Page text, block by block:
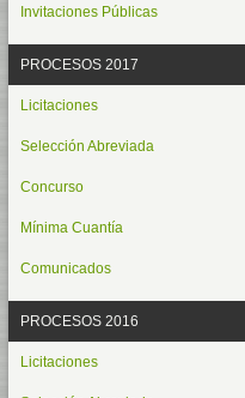
Invitaciones Públicas
PROCESOS 2017
Licitaciones
Selección Abreviada
Concurso
Mínima Cuantía
Comunicados
PROCESOS 2016
Licitaciones